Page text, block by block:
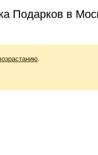
Подарков в
.